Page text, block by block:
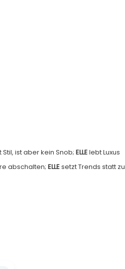
ist aber kein Snob; ELLElebt Luxus
abschalten; ELLEsetzt Trends statt zu